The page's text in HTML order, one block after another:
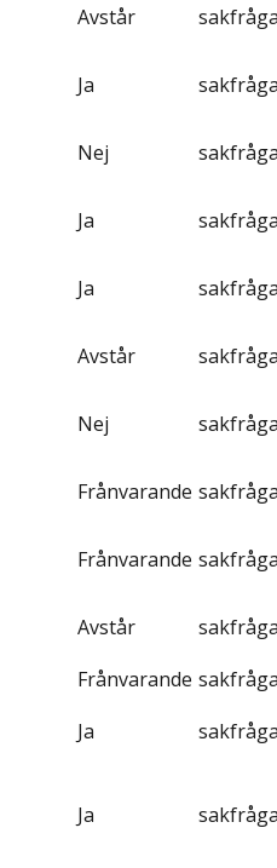
Avstår
Ja
Nej
Ja
Ja
Avstår
Nej
Frånvarande
Frånvarande
Avstår
Frånvarande
Ja
Ja